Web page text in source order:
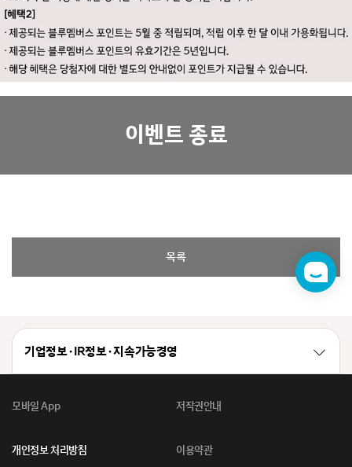
이벤트 종료
목록
챗
봇
기업정보 · IR정보 · 지속가능경영
모바일 App 저작권안내
개인정보 처리방침 이용약관